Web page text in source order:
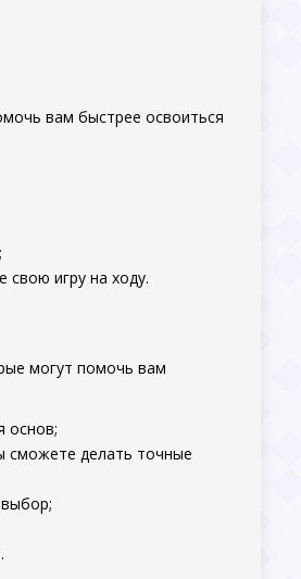
вам быстрее освоиться
свою игру на ходу.
могут помочь вам
основ;
сможете делать точные